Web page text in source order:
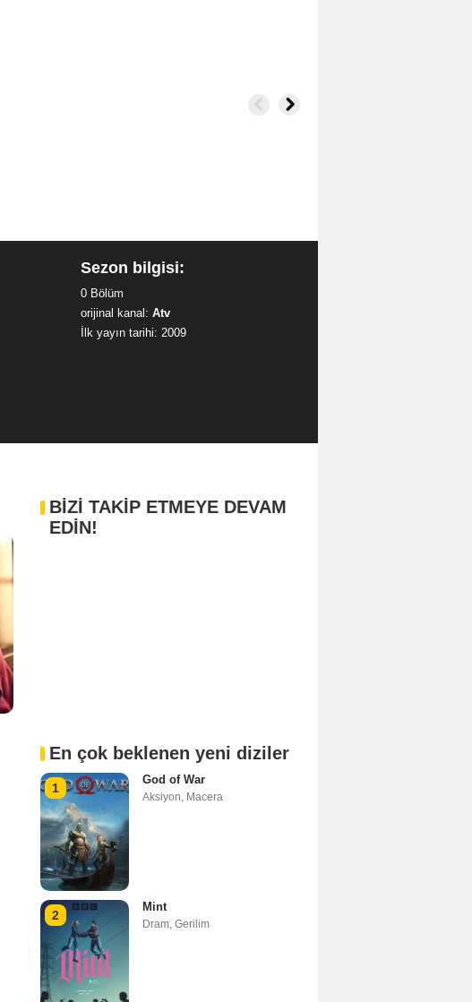
Sezon bilgisi:
0 Bölüm
orijinal kanal: Atv
İlk yayın tarihi: 2009
BİZİ TAKİP ETMEYE DEVAM
EDİN!
En çok beklenen yeni diziler
1
God of War
Aksiyon Macera
2
Mint
Dram Gerilim